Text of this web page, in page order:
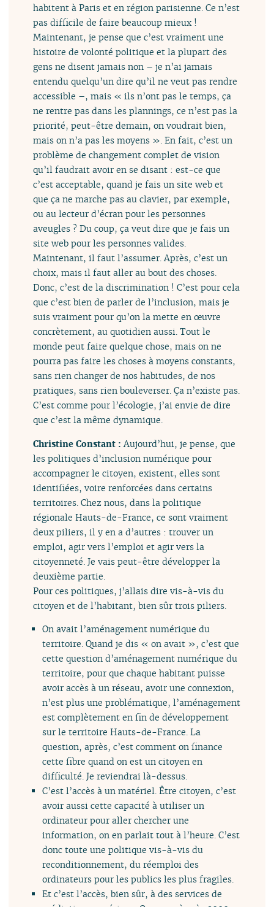
habitent à Paris et en région parisienne. Ce n’est
pas difficile de faire beaucoup mieux !
Maintenant, je pense que c’est vraiment une
histoire de volonté politique et la plupart des
gens ne disent jamais non – je n’ai jamais
entendu quelqu’un dire qu’il ne veut pas rendre
accessible –, mais « ils n’ont pas le temps, ça
ne rentre pas dans les plannings, ce n’est pas la
priorité, peut-être demain, on voudrait bien,
mais on n’a pas les moyens ». En fait, c’est un
problème de changement complet de vision
qu’il faudrait avoir en se disant : est-ce que
c’est acceptable, quand je fais un site web et
que ça ne marche pas au clavier, par exemple,
ou au lecteur d’écran pour les personnes
aveugles ? Du coup, ça veut dire que je fais un
site web pour les personnes valides.
Maintenant, il faut l’assumer. Après, c’est un
choix, mais il faut aller au bout des choses.
Donc, c’est de la discrimination ! C’est pour cela
que c’est bien de parler de l’inclusion, mais je
suis vraiment pour qu’on la mette en œuvre
concrètement, au quotidien aussi. Tout le
monde peut faire quelque chose, mais on ne
pourra pas faire les choses à moyens constants,
sans rien changer de nos habitudes, de nos
pratiques, sans rien bouleverser. Ça n’existe pas.
C’est comme pour l’écologie, j’ai envie de dire
que c’est la même dynamique.
Christine Constant :Aujourd’hui, je pense, que
les politiques d’inclusion numérique pour
accompagner le citoyen, existent, elles sont
identifiées, voire renforcées dans certains
territoires. Chez nous, dans la politique
régionale Hauts-de-France, ce sont vraiment
deux piliers, il y en a d’autres : trouver un
emploi, agir vers l’emploi et agir vers la
citoyenneté. Je vais peut-être développer la
deuxième partie.
Pour ces politiques, j’allais dire vis-à-vis du
citoyen et de l’habitant, bien sûr trois piliers.
On avait l’aménagement numérique du
territoire. Quand je dis « on avait », c’est que
cette question d’aménagement numérique du
territoire, pour que chaque habitant puisse
avoir accès à un réseau, avoir une connexion,
n’est plus une problématique, l’aménagement
est complètement en fin de développement
sur le territoire Hauts-de-France. La
question, après, c’est comment on finance
cette fibre quand on est un citoyen en
difficulté. Je reviendrai là-dessus.
C’est l’accès à un matériel. Être citoyen, c’est
avoir aussi cette capacité à utiliser un
ordinateur pour aller chercher une
information, on en parlait tout à l’heure. C’est
donc toute une politique vis-à-vis du
reconditionnement, du réemploi des
ordinateurs pour les publics les plus fragiles.
Et c’est l’accès, bien sûr, à des services de